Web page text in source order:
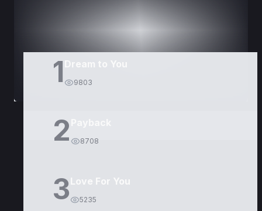
1 Dream to You
9803
2 8708
3Love For You
5235